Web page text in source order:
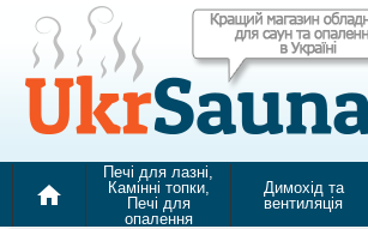
home
Печі для лазні,
Камінні топки,
Печі для
опалення
Димохід та
вентиляція